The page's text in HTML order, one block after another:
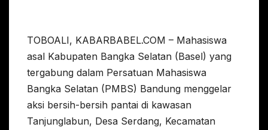
TOBOALI, KABARBABEL.COM – Mahasiswa
asal Kabupaten Bangka Selatan (Basel) yang
tergabung dalam Persatuan Mahasiswa
Bangka Selatan (PMBS) Bandung menggelar
aksi bersih-bersih pantai di kawasan
Tanjunglabun, Desa Serdang, Kecamatan